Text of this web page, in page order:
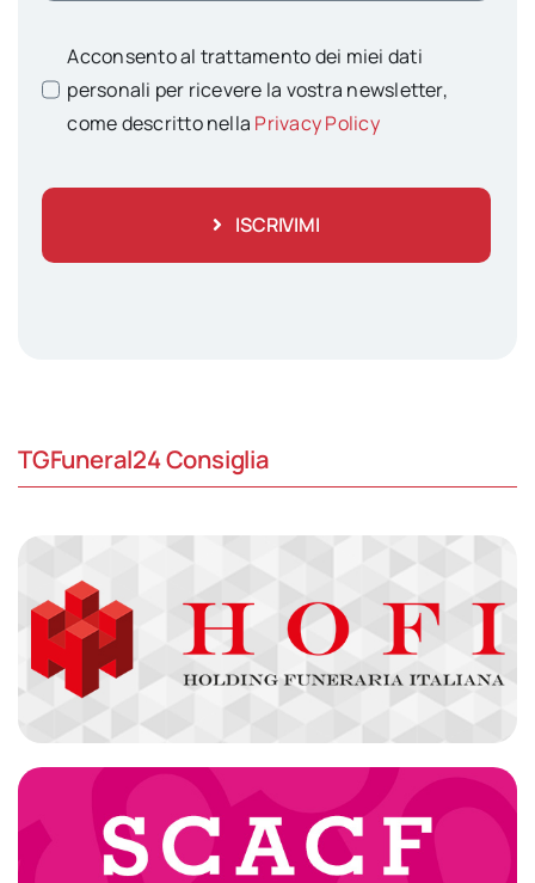
Acconsento al trattamento dei miei dati
personali per ricevere la vostra newsletter,
come descritto nella Privacy Policy
ISCRIVIMI
TGFuneral24 Consiglia